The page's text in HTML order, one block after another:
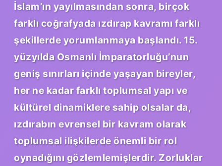
İslam’ın yayılmasından sonra, birçok
farklı coğrafyada ızdırap kavramı farklı
şekillerde yorumlanmaya başlandı. 15.
yüzyılda Osmanlı İmparatorluğu’nun
geniş sınırları içinde yaşayan bireyler,
her ne kadar farklı toplumsal yapı ve
kültürel dinamiklere sahip olsalar da,
ızdırabın evrensel bir kavram olarak
toplumsal ilişkilerde önemli bir rol
oynadığını gözlemlemişlerdir. Zorluklar